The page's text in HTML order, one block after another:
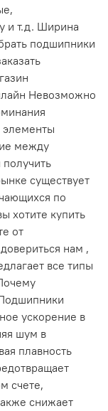
и т.д. Ширина
подшипники
Невозможно
элементы
между
существует
по
хотите купить
от
нам ,
все типы
ускорение в
шум в
плавность
счете,
снижает